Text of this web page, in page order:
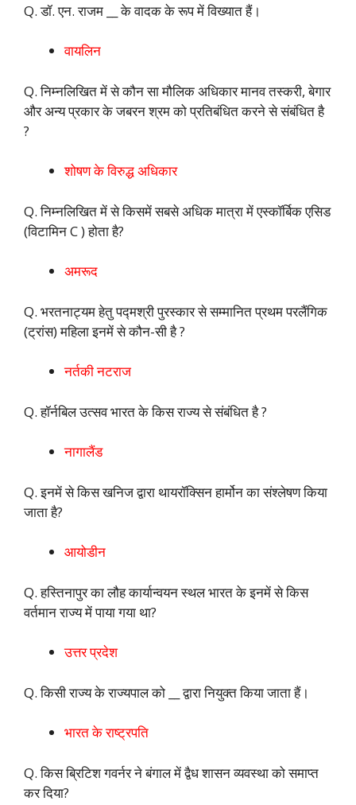
Q. डॉ. एन. राजम __ के वादक के रूप में विख्यात हैं।
वायलिन
Q. निम्नलिखित में से कौन सा मौलिक अधिकार मानव तस्करी, बेगार
और अन्य प्रकार के जबरन श्रम को प्रतिबंधित करने से संबंधित है
?
शोषण के विरुद्ध अधिकार
Q. निम्नलिखित में से किसमें सबसे अधिक मात्रा में एस्कॉर्बिक एसिड
(विटामिन C ) होता है?
अमरूद
Q. भरतनाट्यम हेतु पद्मश्री पुरस्कार से सम्मानित प्रथम परलैंगिक
(ट्रांस) महिला इनमें से कौन-सी है ?
नर्तकी नटराज
Q. हॉर्नबिल उत्सव भारत के किस राज्य से संबंधित है ?
नागालैंड
Q. इनमें से किस खनिज द्वारा थायरॉक्सिन हार्मोन का संश्लेषण किया
जाता है?
आयोडीन
Q. हस्तिनापुर का लौह कार्यान्वयन स्थल भारत के इनमें से किस
वर्तमान राज्य में पाया गया था?
उत्तर प्रदेश
Q. किसी राज्य के राज्यपाल को __ द्वारा नियुक्त किया जाता हैं।
भारत के राष्ट्रपति
Q. किस ब्रिटिश गवर्नर ने बंगाल में द्वैध शासन व्यवस्था को समाप्त
कर दिया?